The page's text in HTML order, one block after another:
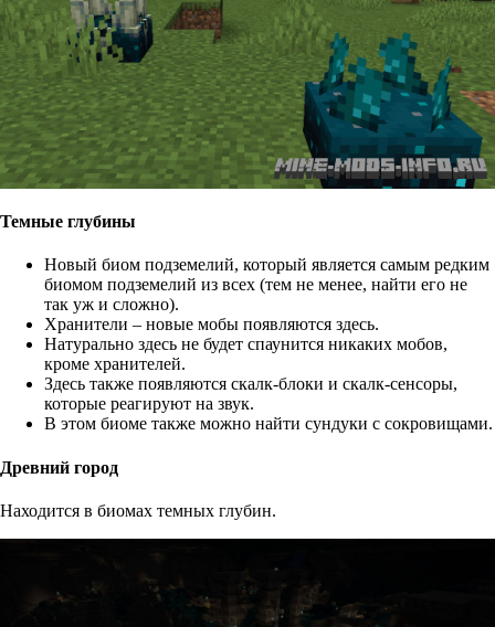
Темные глубины
Новый биом подземелий, который является самым редким
биомом подземелий из всех (тем не менее, найти его не
так уж и сложно).
Хранители – новые мобы появляются здесь.
Натурально здесь не будет спаунится никаких мобов,
кроме хранителей.
Здесь также появляются скалк-блоки и скалк-сенсоры,
которые реагируют на звук.
В этом биоме также можно найти сундуки с сокровищами.
Древний город
Находится в биомах темных глубин.